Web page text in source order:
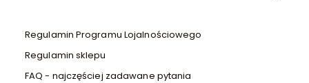
Regulamin Programu Lojalnościowego
Regulamin sklepu
FAQ - najczęściej zadawane pytania